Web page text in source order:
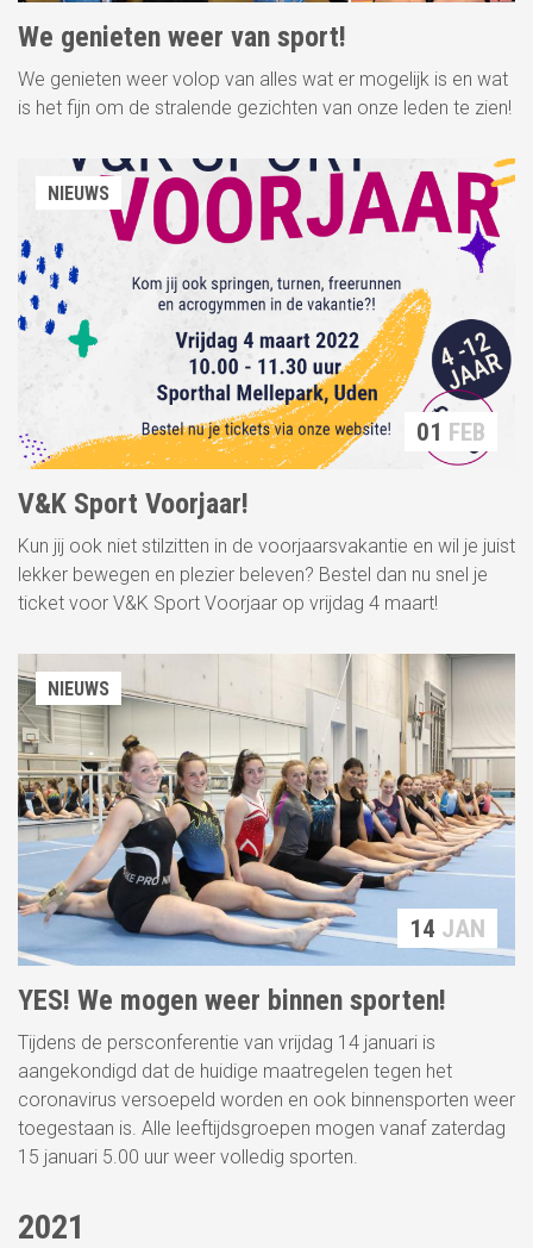
We genieten weer van sport!
We genieten weer volop van alles wat er mogelijk is en wat
is het fijn om de stralende gezichten van onze leden te zien!
01 FEB
NIEUWS
V&K Sport Voorjaar!
Kun jij ook niet stilzitten in de voorjaarsvakantie en wil je juist
lekker bewegen en plezier beleven? Bestel dan nu snel je
ticket voor V&K Sport Voorjaar op vrijdag 4 maart!
14 JAN
NIEUWS
YES! We mogen weer binnen sporten!
Tijdens de persconferentie van vrijdag 14 januari is
aangekondigd dat de huidige maatregelen tegen het
coronavirus versoepeld worden en ook binnensporten weer
toegestaan is. Alle leeftijdsgroepen mogen vanaf zaterdag
15 januari 5.00 uur weer volledig sporten.
2021